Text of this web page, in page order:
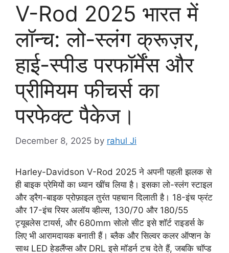
V-Rod 2025 भारत में
लॉन्च: लो-स्लंग क्रूज़र,
हाई-स्पीड परफॉर्मेंस और
प्रीमियम फीचर्स का
परफेक्ट पैकेज।
December 8, 2025 by rahul Ji
Harley-Davidson V-Rod 2025 ने अपनी पहली झलक से
ही बाइक प्रेमियों का ध्यान खींच लिया है। इसका लो-स्लंग स्टाइल
और ड्रैग-बाइक प्रोफ़ाइल तुरंत पहचान दिलाती है। 18-इंच फ्रंट
और 17-इंच रियर अलॉय व्हील्स, 130/70 और 180/55
ट्यूबलेस टायर्स, और 680mm सोलो सीट इसे शॉर्ट राइडर्स के
लिए भी आरामदायक बनाती हैं। ब्लैक और सिल्वर कलर ऑप्शन के
साथ LED हेडलैंप्स और DRL इसे मॉडर्न टच देते हैं, जबकि चॉप्ड